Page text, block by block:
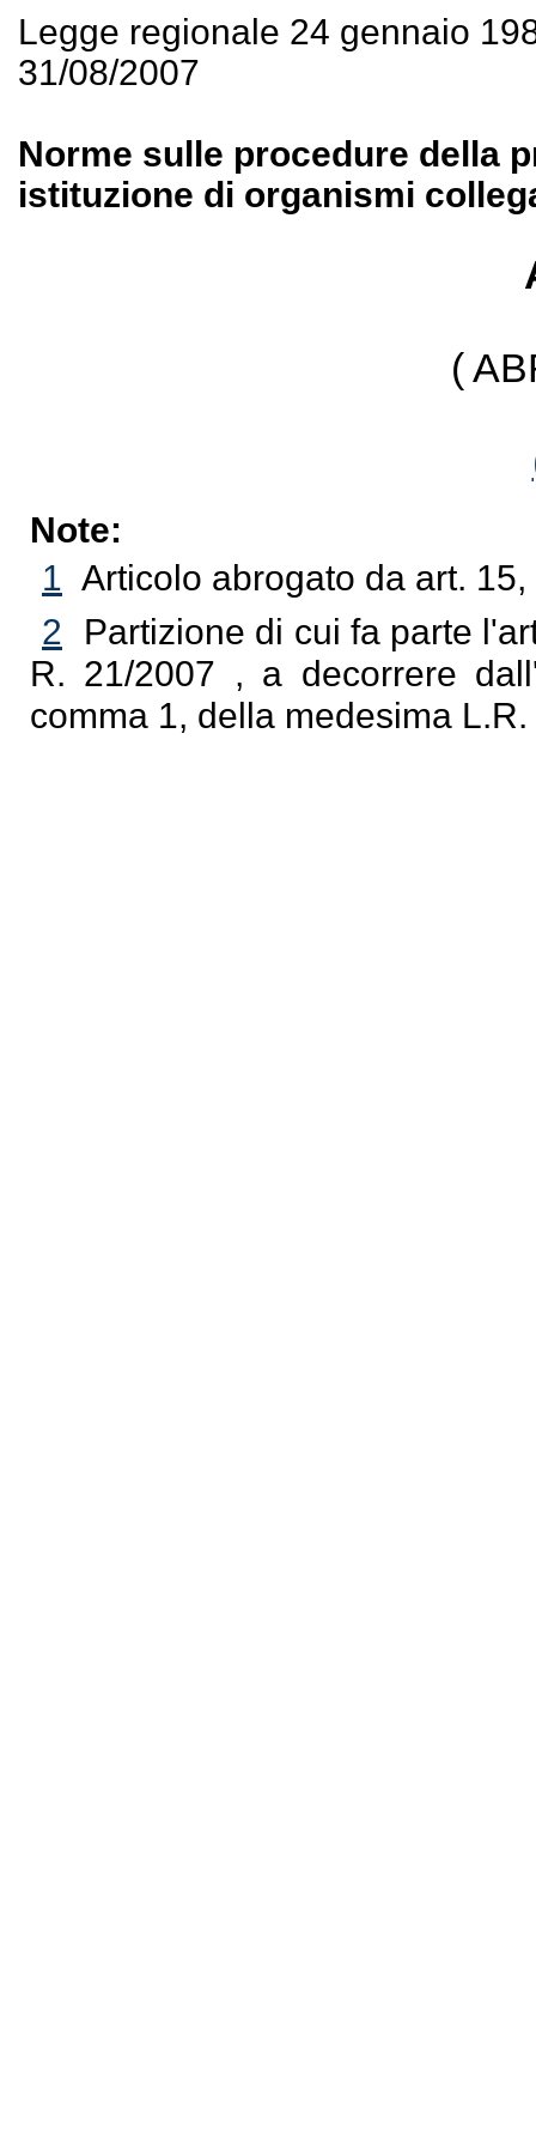
Legge regionale 24 gennaio
31/08/2007
Norme sulle procedure della
istituzione di organismi
(
Note:
1 Articolo abrogato da art.
2
Partizione di cui fa parte
R. 21/2007 , a decorrere
comma 1, della medesima